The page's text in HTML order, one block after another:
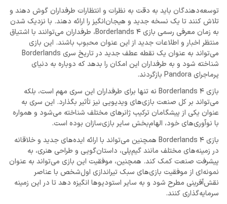
توسعه‌دهندگان باید به دقت به نظرات و انتظارات طرفداران گوش دهند و
تلاش کنند تا یک نسخه جدید و هیجان‌انگیز را ارائه دهند. با نزدیک شدن
به زمان معرفی رسمی بازی Borderlands 4، طرفداران می‌توانند با اشتیاق
منتظر اخبار و اطلاعات جدید از این عنوان محبوب باشند. این بازی
می‌تواند به عنوان یک نقطه عطف جدید در تاریخ سری Borderlands
شناخته شود و به طرفداران این امکان را بدهد که دوباره به دنیای
پرماجرای Pandora بازگردند.
بازی Borderlands 4 نه تنها برای طرفداران این سری مهم است، بلکه
می‌تواند بر کل صنعت بازی‌های ویدیویی نیز تأثیر بگذارد. این سری به
عنوان یکی از پیشگامان ترکیب ژانرهای مختلف شناخته می‌شود و همواره
با نوآوری‌های خود، الهام‌بخش سایر بازی‌سازان بوده است.
بازی Borderlands 4 همچنین می‌تواند با ارائه ایده‌های جدید و خلاقانه
در زمینه‌های مختلف مانند گیم‌پلی، داستان‌گویی و طراحی هنری، به
پیشرفت صنعت کمک کند. همچنین، موفقیت این بازی می‌تواند به عنوان
نمونه‌ای از موفقیت بازی‌های سبک تیراندازی اول‌شخص با عناصر
نقش‌آفرینی مطرح شود و به سایر استودیوها انگیزه دهد تا در این زمینه
سرمایه‌گذاری کنند.